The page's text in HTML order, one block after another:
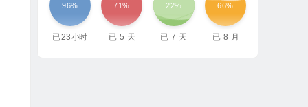
96%
已23小时
71%
已 5 天
22%
已 7 天
66%
已 8 月